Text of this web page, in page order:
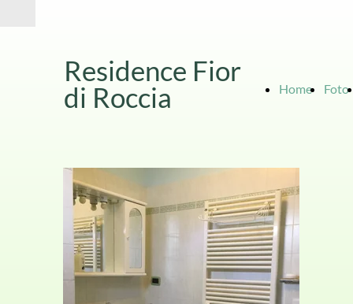
Residence Fior
di Roccia
Home Foto